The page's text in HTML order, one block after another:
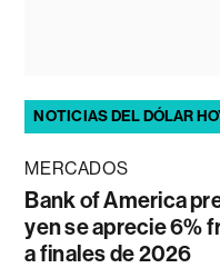
NOTICIAS DEL DÓLAR
MERCADOS
Bank of America
yen se aprecie 6%
a finales de 2026